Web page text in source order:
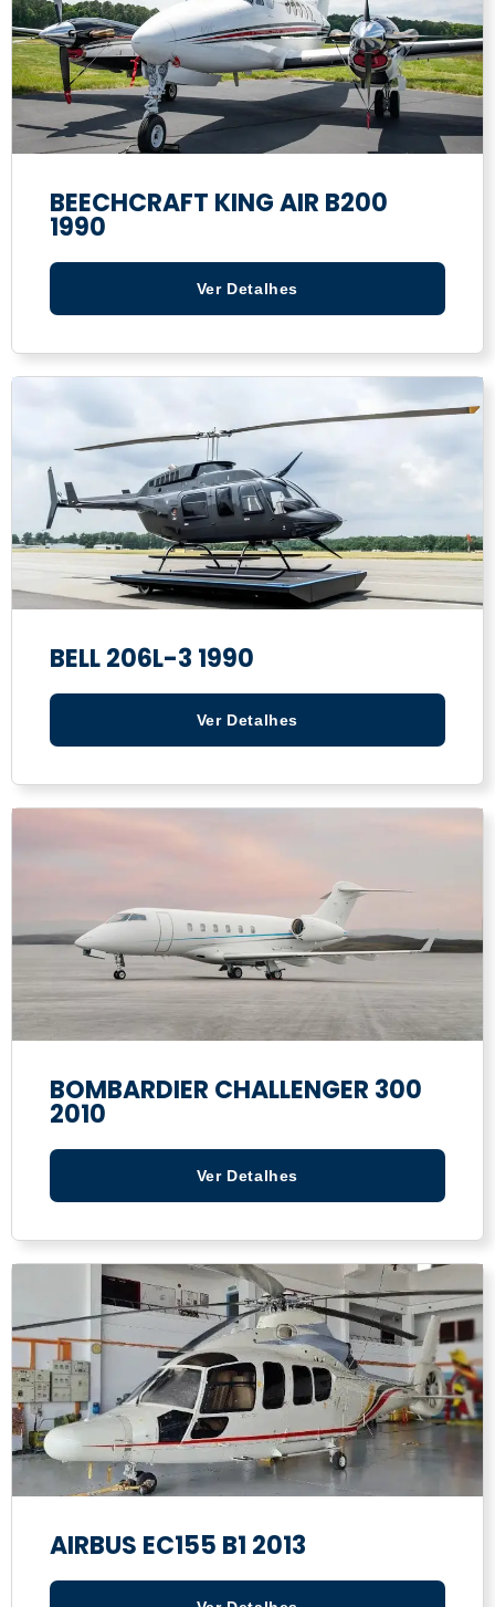
BEECHCRAFT KING AIR B200
1990
Ver Detalhes
BELL 206L-3 1990
Ver Detalhes
BOMBARDIER CHALLENGER 300
2010
Ver Detalhes
AIRBUS EC155 B1 2013